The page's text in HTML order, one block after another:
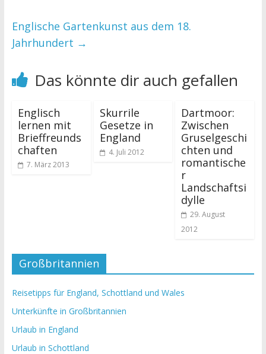
Englische Gartenkunst aus dem 18.
Jahrhundert →
Das könnte dir auch gefallen
Englisch
lernen mit
Brieffreunds
chaften
7. März 2013
Skurrile
Gesetze in
England
4. Juli 2012
Dartmoor:
Zwischen
Gruselgeschi
chten und
romantische
r
Landschaftsi
dylle
29. August
2012
Großbritannien
Reisetipps für England, Schottland und Wales
Unterkünfte in Großbritannien
Urlaub in England
Urlaub in Schottland